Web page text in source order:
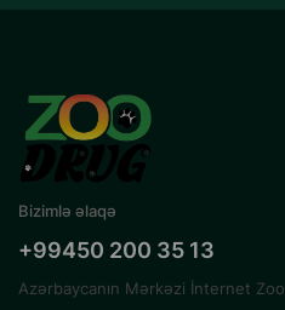
Bizimlə əlaqə
+99450 200 35 13
Azərbaycanın Mərkəzi İnternet Zoo